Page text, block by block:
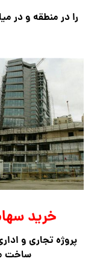
را در منطقه و در
خرید
پروژه تجاری و
ساخت منطقه ۲۲